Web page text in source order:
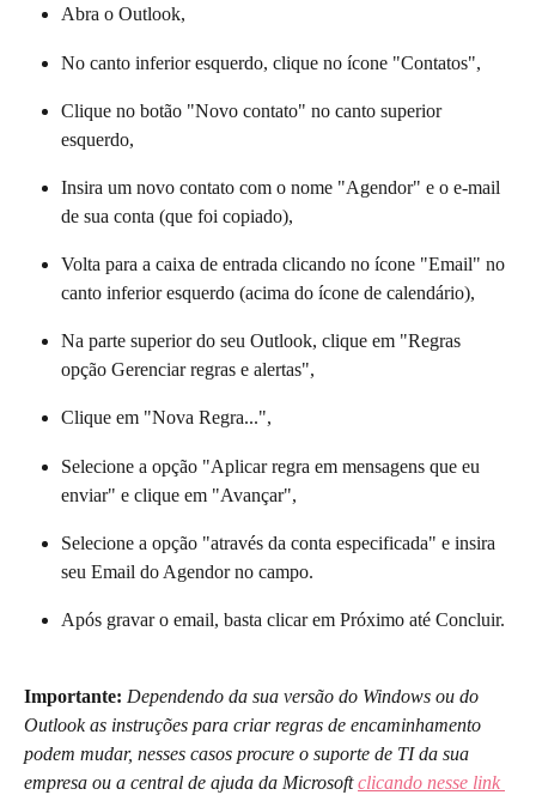
Abra o Outlook,
No canto inferior esquerdo, clique no ícone "Contatos",
Clique no botão "Novo contato" no canto superior
esquerdo,
Insira um novo contato com o nome "Agendor" e o e-mail
de sua conta (que foi copiado),
Volta para a caixa de entrada clicando no ícone "Email" no
canto inferior esquerdo (acima do ícone de calendário),
Na parte superior do seu Outlook, clique em "Regras
opção Gerenciar regras e alertas",
Clique em "Nova Regra...",
Selecione a opção "Aplicar regra em mensagens que eu
enviar" e clique em "Avançar",
Selecione a opção "através da conta especificada" e insira
seu Email do Agendor no campo.
Após gravar o email, basta clicar em Próximo até Concluir.
Importante: Dependendo da sua versão do Windows ou do
Outlook as instruções para criar regras de encaminhamento
podem mudar, nesses casos procure o suporte de TI da sua
empresa ou a central de ajuda da Microsoft clicando nesse link